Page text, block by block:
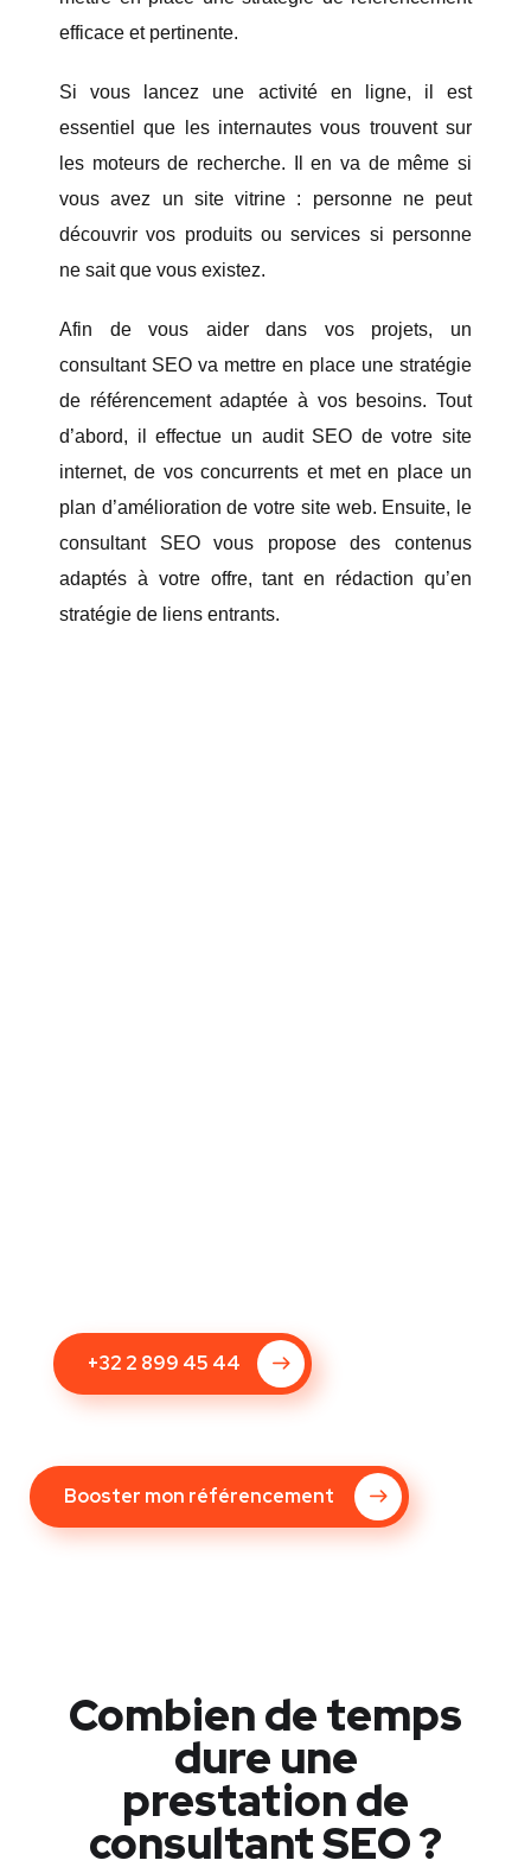
efficace et pertinente.
Si vous lancez une activité en ligne, il est
essentiel que les internautes vous trouvent sur
les moteurs de recherche. Il en va de même si
vous avez un site vitrine : personne ne peut
découvrir vos produits ou services si personne
ne sait que vous existez.
Afin de vous aider dans vos projets, un
consultant SEO va mettre en place une stratégie
de référencement adaptée à vos besoins. Tout
d’abord, il effectue un audit SEO de votre site
internet, de vos concurrents et met en place un
plan d’amélioration de votre site web. Ensuite, le
consultant SEO vous propose des contenus
adaptés à votre offre, tant en rédaction qu’en
stratégie de liens entrants.
+32 2 899 45 44
Booster mon référencement
Combien de temps
dure une
prestation de
consultant SEO ?